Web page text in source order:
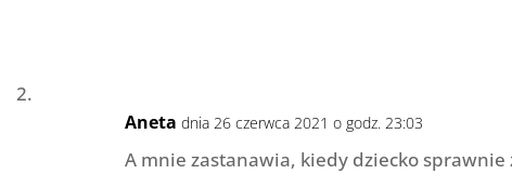
Aneta dnia 26 czerwca 2021 o godz. 23:03
A mnie zastanawia, kiedy dziecko